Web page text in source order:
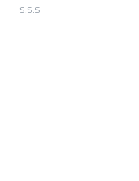
S.S.S